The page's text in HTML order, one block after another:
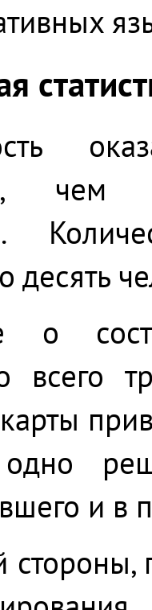
чем
десять
о
всего
одно
и